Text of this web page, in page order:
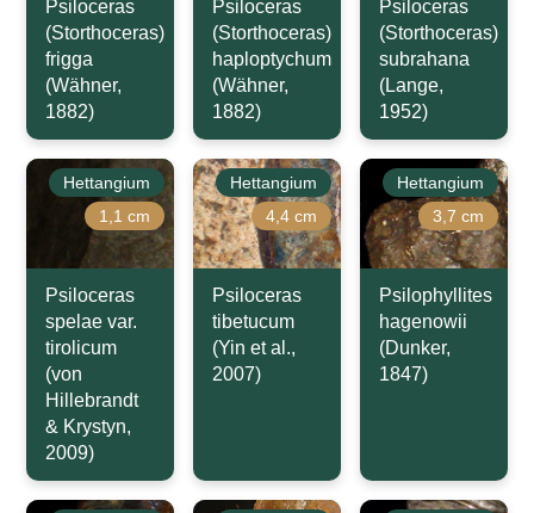
Psiloceras
(Storthoceras)
frigga
(Wähner,
1882)
Psiloceras
(Storthoceras)
haploptychum
(Wähner,
1882)
Psiloceras
(Storthoceras)
subrahana
(Lange,
1952)
Hettangium
1,1 cm
Psiloceras
spelae var.
tirolicum
(von
Hillebrandt
& Krystyn,
2009)
Hettangium
4,4 cm
Psiloceras
tibetucum
(Yin et al.,
2007)
Hettangium
3,7 cm
Psilophyllites
hagenowii
(Dunker,
1847)